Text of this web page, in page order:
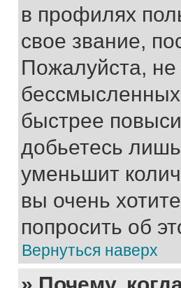
в профилях
свое звание,
Пожалуйста, не
быстрее
добьетесь
уменьшит
вы очень
попросить об
Вернуться наверх